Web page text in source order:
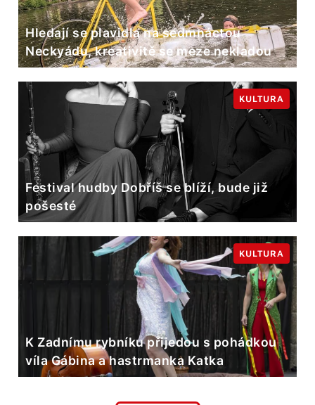
Hledají se plavidla na sedmnáctou
Neckyádu, kreativitě se meze nekladou
Festival hudby Dobříš se blíží, bude již
pošesté
KULTURA
K Zadnímu rybníku přijedou s pohádkou
víla Gábina a hastrmanka Katka
KULTURA